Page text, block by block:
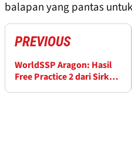
balapan yang pantas
PREVIOUS
WorldSSP Aragon: Hasil
Free Practice 2 dari Sirkuit